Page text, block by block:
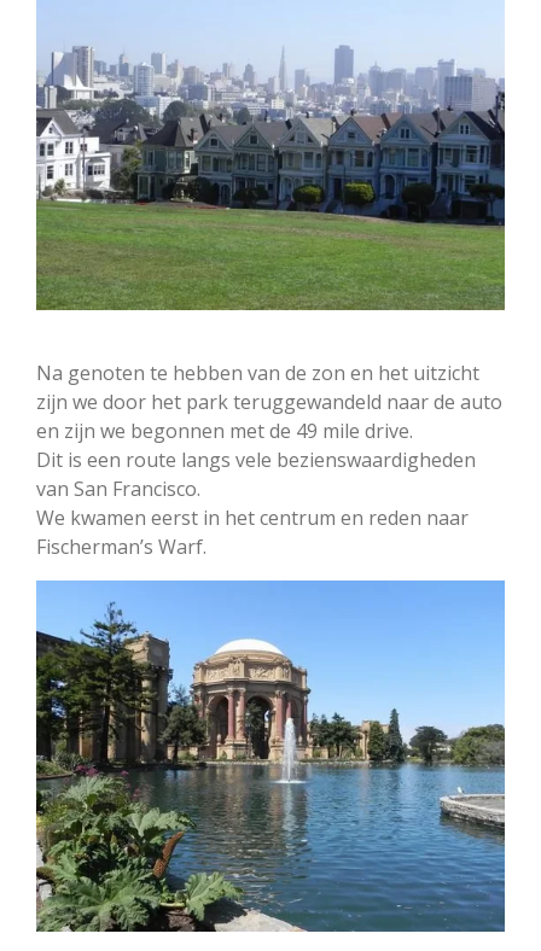
Na genoten te hebben van de zon en het uitzicht
zijn we door het park teruggewandeld naar de auto
en zijn we begonnen met de 49 mile drive.
Dit is een route langs vele bezienswaardigheden
van San Francisco.
We kwamen eerst in het centrum en reden naar
Fischerman’s Warf.